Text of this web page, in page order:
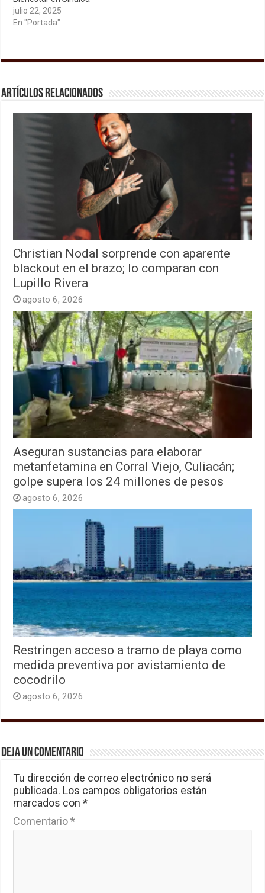
julio 22, 2025
En "Portada"
Artículos relacionados
Christian Nodal sorprende con aparente
blackout en el brazo; lo comparan con
Lupillo Rivera
agosto 6, 2026
Aseguran sustancias para elaborar
metanfetamina en Corral Viejo, Culiacán;
golpe supera los 24 millones de pesos
agosto 6, 2026
Restringen acceso a tramo de playa como
medida preventiva por avistamiento de
cocodrilo
agosto 6, 2026
Deja un comentario
Tu dirección de correo electrónico no será
publicada. Los campos obligatorios están
marcados con*
Comentario*